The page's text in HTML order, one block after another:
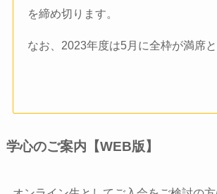
を締め切ります。
なお、2023年度は5月に全枠が満席と
学心のご案内【WEB版】